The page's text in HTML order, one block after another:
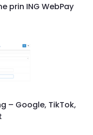
prin ING WebPay
– Google, TikTok,